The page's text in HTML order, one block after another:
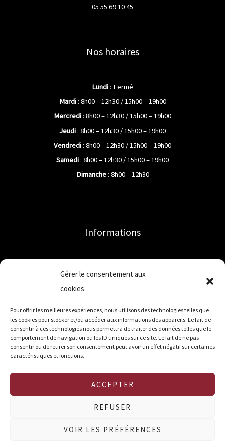
Gérer le consentement aux
cookies
Pour offrir les meilleures expériences, nous utilisons des technologies telles que
les cookies pour stocker et/ou accéder aux informations des appareils. Le fait de
consentir à ces technologies nous permettra de traiter des données telles que le
comportement de navigation ou les ID uniques sur ce site. Le fait de ne pas
consentir ou de retirer son consentement peut avoir un effet négatif sur certaines
caractéristiques et fonctions.
ACCEPTER
REFUSER
VOIR LES PRÉFÉRENCES
05 55 69 10 45
Nos horaires
Lundi: Fermé
Mardi: 8h00 – 12h30 / 15h00 – 19h00
Mercredi: 8h00 – 12h30 / 15h00 – 19h00
Jeudi: 8h00 – 12h30 / 15h00 – 19h00
Vendredi: 8h00 – 12h30 / 15h00 – 19h00
Samedi: 8h00 – 12h30 / 15h00 – 19h00
Dimanche: 8h00 – 12h30
Informations
Contact
Mentions légales
CGV
Copyright © 2026 Choubeurrepomme